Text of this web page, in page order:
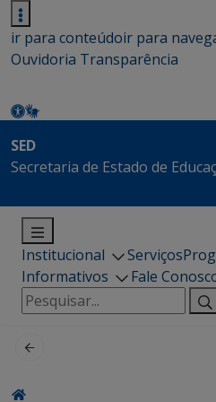
ir para conteúdoir para
Ouvidoria Transparência
SED
Secretaria de Estado de
Institucional Serviços
Informativos
Fale
Pesquisar
por: